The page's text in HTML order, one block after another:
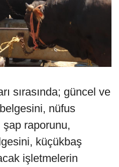
sırasında; güncel ve
nüfus
şap raporunu,
küçükbaş
işletmelerin